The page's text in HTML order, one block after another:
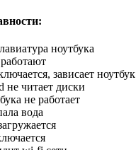
ноутбука
зависает ноутбук
не читает диски
не работает
вода